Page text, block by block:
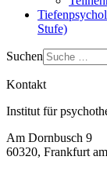
Stufe)
Suchen
Kontakt
Institut für
Am Dornbusch 9
60320, Frankfurt